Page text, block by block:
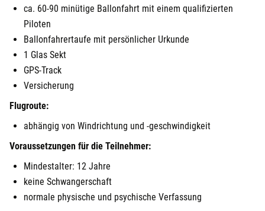
ca. 60-90 minütige Ballonfahrt mit einem qualifizierten
Piloten
Ballonfahrertaufe mit persönlicher Urkunde
1 Glas Sekt
GPS-Track
Versicherung
Flugroute:
abhängig von Windrichtung und -geschwindigkeit
Voraussetzungen für die Teilnehmer:
Mindestalter: 12 Jahre
keine Schwangerschaft
normale physische und psychische Verfassung